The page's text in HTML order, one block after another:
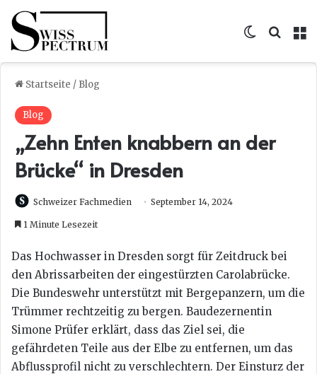
Skin
Startseite / Blog
Blog
„Zehn Enten knabbern an der
Brücke“ in Dresden
Schweizer Fachmedien September 14, 2024
1 Minute Lesezeit
Das Hochwasser in Dresden sorgt für Zeitdruck bei
den Abrissarbeiten der eingestürzten Carolabrücke.
Die Bundeswehr unterstützt mit Bergepanzern, um die
Trümmer rechtzeitig zu bergen. Baudezernentin
Simone Prüfer erklärt, dass das Ziel sei, die
gefährdeten Teile aus der Elbe zu entfernen, um das
Abflussprofil nicht zu verschlechtern. Der Einsturz der